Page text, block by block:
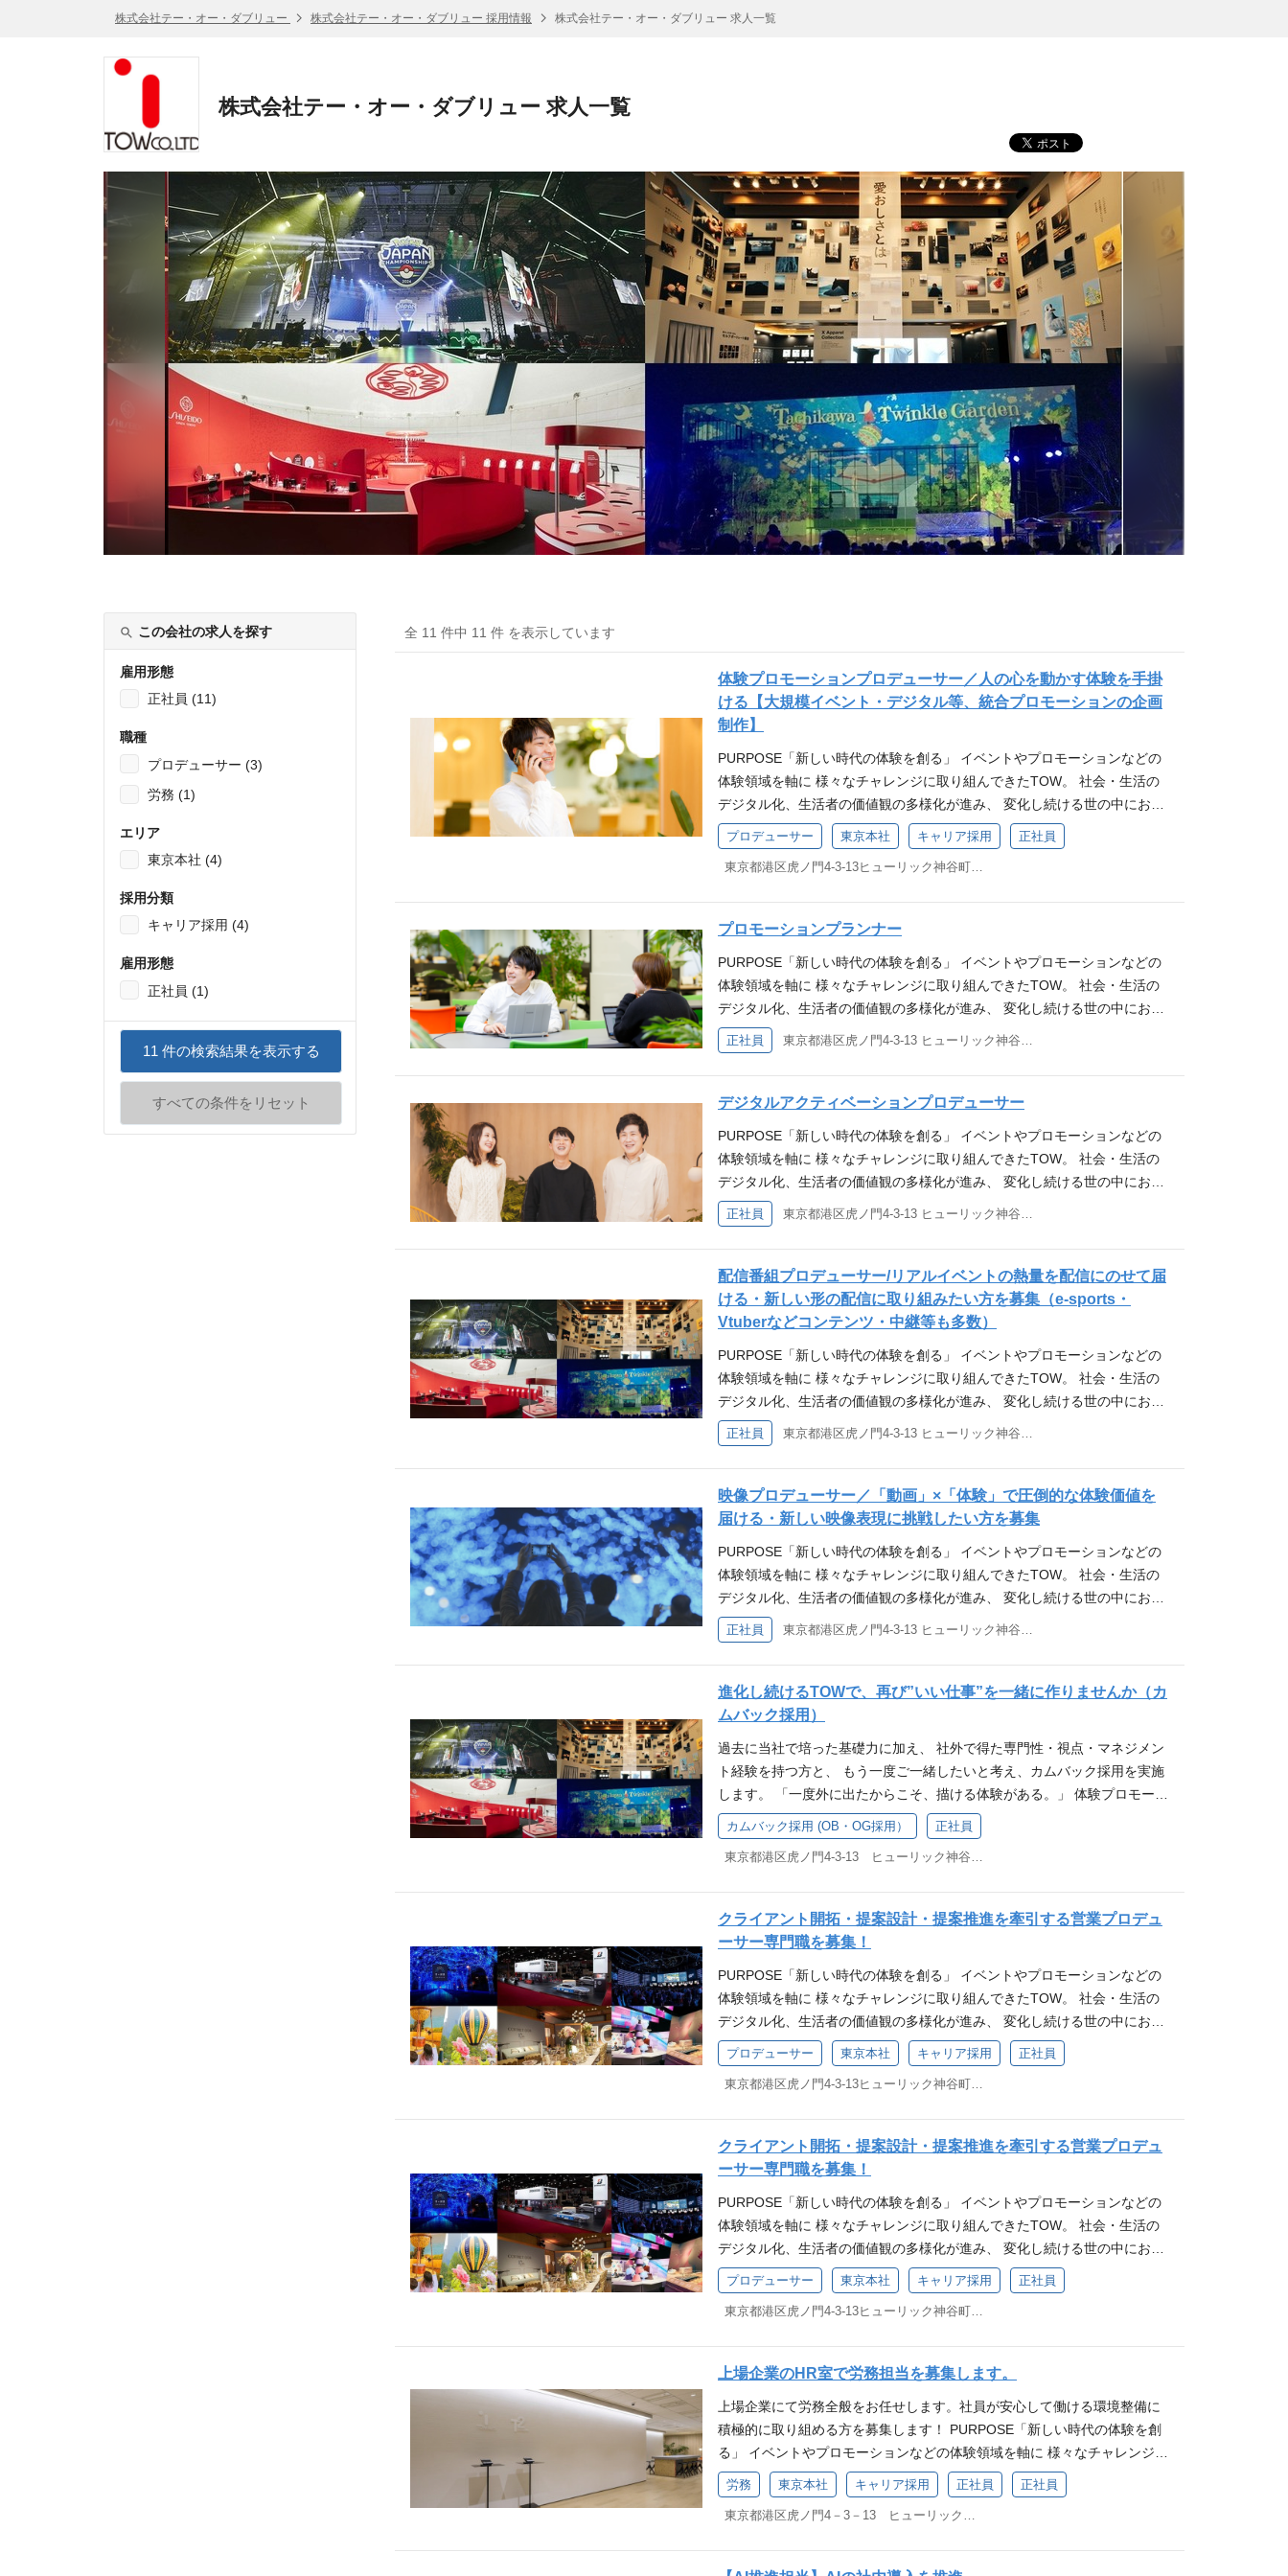
株式会社テー・オー・ダブリュー 株式会社テー・オー・ダブリュー 採用情報 株式会社テー・オー・ダブリュー 求人一覧
株式会社テー・オー・ダブリュー 求人一覧
この会社の求人を探す
雇用形態
正社員 (11)
職種
プロデューサー (3)
労務 (1)
エリア
東京本社 (4)
採用分類
キャリア採用 (4)
雇用形態
正社員 (1)
11 件の検索結果を表示する
すべての条件をリセット
全 11 件中 11 件 を表示しています
体験プロモーションプロデューサー／人の心を動かす体験を手掛
ける【大規模イベント・デジタル等、統合プロモーションの企画
制作】
PURPOSE「新しい時代の体験を創る」 イベントやプロモーションなどの
体験領域を軸に 様々なチャレンジに取り組んできたTOW。 社会・生活の
デジタル化、生活者の価値観の多様化が進み、 変化し続ける世の中におい
ても、変わらずに大切にしていくこと。 時代や世の中の変化に応じて、柔
軟に適応し最適なかたちに変えていくこと。 TOWは、普遍的な強みである
「体験価値」を軸にしながら、 若い力と柔軟な発想力で、新たな可能性を
に。 VISION「体験価値をコアに、成果をデザインする」 企業と顧客がダ
時代。 TOWの強みである情緒や感性に訴えかける「体験価値」は、 デジ
タルプラットフォーム時代においても 成果の最大化に向けて有効に作用す
る価値であると考えております。 その体験価値をコアとしたプランニング
とプロデュースを駆使して、 「魅力的なコンテンツを創る力」と「プラッ
トフォームを活性化する力」を発揮することで、 新規顧客の獲得、既存顧
客の育成・活性化に貢献し、 クライアントの成果の最大化を追求します。
※体験価値とは、情緒的価値・感性的価値・機能的価値を含めて顧客心理
に訴えかける価値を指します。 具体的な仕事内容 広告代理店から受注した
プロモーション案件において、クライアント折衝から企画立案、制作進
行、納品までを主体的にリードするポジション 幅広い施策を統括し、プロ
アントとのフロントラインに立つ 将来的にはチームを率い、マネジメント
スポーツ、PR発表会、インナーイベントなど）やデジタルマーケティン
グ、PR、映像、WEB/SNS、SP（ノベルティ・印刷）、キャンペーンなど
多様な施策を総合的にプロデュース スケジュール・予算・品質を管理し、
複数の協力会社を統括 チームメンバーをリードし、プロジェクトの成功に
向けて意思決定を行う ゆくゆくはメンバー育成や組織運営など、マネジメ
ント業務にも挑戦 案件事例こちらより確認いただけます、様々な案件に携
わっていただける環境です。 やりがい 商品やクライアントの認知度・ロイ
ヤリティ向上、ひいてはクライアントの売上拡大へとつなげていただくこ
とがミッションです。 案件の多くは、世間の認知度が高いものが多く、ご
自身の手がけた成果物が世の中にアウトプットされ、多くの方に認知され
る瞬間が最大のやりがいです。 学び合う環境 階層別の研修、マネジメント
取られていて、日常的に社内連絡ツールでの質問・相談や、勉強会があり
ます。また、社内で「体験デザイン大賞」と銘打って、実施案件から優れ
た案件を取り上げ表彰、議論が行われるなど、社内で学び合う文化もあり
ます。 東証スタンダード市場上場、財務基盤の安定性 企業経営の安定性を
られています。 アピールポイント １.手掛ける案件の幅広さ 当社が手が
ける業界や業種は、自動車や通信、飲料、食品、消費財など多岐にわたり
ます。同時に、手法もイベント・デジタル・PR・映像と案件によってさま
ざまです。 当社の仕事はクライアントの課題を解決することです。だから
こそ、手法にとらわれない提案が求められています。クライアントもその
時の課題もさまざまで、同じプロジェクトは一つもありません。イベント
やSNSプロモーション、プラットフォーム販促、デジタル制作、映像制
作、PRなど課題解決のための手法は無限大。何が最適なのか考え抜く難し
ワンチームで仕事ができる 当社では、プロデューサー、デジタルアクティ
ベーション・プロデューサー、プランナーの他に、映像プロデューサーや
アートディレクター、データサイエンティストなど幅広い職種の社員が活
躍しています。また、社外の各分野のプロフェッショナルの方と一緒に仕
事をすることも多く、プロジェクトごとに社内外のメンバーと最適なチー
ムをつくり、チームで仕事に向き合っています。 下記にて、TOWへ転職し
たメンバーのインタビューがご覧いただけます。 ぜひ、転職活動の参考に
ご一読いただけますと幸いです。 ・中途入社者インタビュー・転職体験談
https://www.wantedly.com/companies/tow/post_articles/366108 ・異業種か
st_articles/1079498 また、福利厚生につきましても、下記よりご覧いただ
けます！ https://shufukuri-mamakuri.massmedian.co.jp/n/n49d80635103c
プロデューサー 東京本社 キャリア採用 正社員
プロモーションプランナー
PURPOSE「新しい時代の体験を創る」 イベントやプロモーションなどの
体験領域を軸に 様々なチャレンジに取り組んできたTOW。 社会・生活の
デジタル化、生活者の価値観の多様化が進み、 変化し続ける世の中におい
ても、変わらずに大切にしていくこと。 時代や世の中の変化に応じて、柔
軟に適応し最適なかたちに変えていくこと。 TOWは、普遍的な強みである
「体験価値」を軸にしながら、 若い力と柔軟な発想力で、新たな可能性を
生み出していきます。 全ては、人々に感動や共感、ワクワクを届けるため
イレクトにつながり、 オフラインとオンラインをシームレスに行き来する
時代。 TOWの強みである情緒や感性に訴えかける「体験価値」は、 デジ
タルプラットフォーム時代においても 成果の最大化に向けて有効に作用す
る価値であると考えております。 その体験価値をコアとしたプランニング
客の育成・活性化に貢献し、 クライアントの成果の最大化を追求します。
※体験価値とは、情緒的価値・感性的価値・機能的価値を含めて顧客心理
に訴えかける価値を指します。 具体的な仕事内容 ・クライアント・広告代
理店から、プロモーション案件を企画受注し、企画提案を行います。 ・ク
ライアントのニーズを把握し、課題に対してマーケティング視点や、デー
タ分析視点も持ちながら、広い視野で企画提案を行っていただきます。 ・
対応領域は、イベント（行政・文化/スポーツイベント、インナーイベン
ト、PR発表会などのイベント、SPイベント）だけでなく、デジタルマーケ
ティング、PR、映像、WEBやSNS、SP（ノベルティグッズ・印刷）、キ
ャンペーンなど幅広い施策に取り組んでいます。 求めるスキル・経験 ・広
告・プロモーション業務全般に対する知見を持つ。 ・コピーライティン
成ができる。 ・得意先企業に対し、オリエンテーションの有無にかかわら
ず、課題の抽出、および課題に即した広告・プロモーションを提案でき
る。 やりがい 商品やクライアントの認知度・ロイヤリティ向上、ひいては
クライアントの売上拡大へとつなげていただくことがミッションです。 案
いです。 学び合う環境 階層別の研修、マネジメント向けの研修などを行っ
ているのはもちろん、活発にコミュニケーションが取られていて、日常的
に社内連絡ツールでの質問・相談や、勉強会があります。また、社内で
「体験デザイン大賞」と銘打って、実施案件から優れた案件を取り上げ表
彰、議論が行われるなど、社内で学び合う文化もあります。 東証スタンダ
ード市場上場、財務基盤の安定性 企業経営の安定性を測る指標と言われる
自己資本比率は70.9%（2025年6月30日時点） 安定した基盤と社会的な信
用があるからこそ、チャレンジングな姿勢を持ち続けられています。 アピ
ルチャーがあります。もちろん、その分責任もプレッシャーもあります
が、一緒にプロジェクトに向き合い、困ったときには助けてくれる先輩や
上司がいるので、心配する必要はありません。若手のうちからさまざまな
プロジェクトに入り、裁量を持って活躍するからこそ、成長スピードも早
いです。 2.手掛ける案件の幅広さ 当社が手がける業界や業種は、自動車
や通信、飲料、食品、消費財など多岐にわたります。同時に、手法もイベ
ント・デジタル・PR・映像と案件によってさまざまです。 当社の仕事はク
ライアントの課題を解決することです。だからこそ、手法にとらわれない
じプロジェクトは一つもありません。イベントやSNSプロモーション、プ
ラットフォーム販促、デジタル制作、映像制作、PRなど課題解決のための
手法は無限大。何が最適なのか考え抜く難しさと、それを超える面白さが
あります。 3.社内外のプロフェッショナルとワンチームで仕事ができる 当
社では、プロデューサー、デジタルアクティベーション・プロデューサ
ー、プランナーの他に、映像プロデューサーやアートディレクター、デー
タサイエンティストなど幅広い職種の社員が活躍しています。また、社外
の各分野のプロフェッショナルの方と一緒に仕事をすることも多く、プロ
ジェクトごとに社内外のメンバーと最適なチームをつくり、チームで仕事
いので、各プロジェクトを通してさまざまな先輩から学びながら成長して
ーがご覧いただけます。 ぜひ、転職活動の参考にご一読いただけますと幸
いです。 ・中途入社者インタビュー・転職体験談 https://www.wantedly.co
m/companies/tow/post_articles/366108 ・現在活躍中のプランナーのご紹
介 https://tow.co.jp/recruit/2025/member_1/ また、福利厚生につきまして
n.co.jp/n/n49d80635103c
正社員
デジタルアクティベーションプロデューサー
PURPOSE「新しい時代の体験を創る」 イベントやプロモーションなどの
体験領域を軸に 様々なチャレンジに取り組んできたTOW。 社会・生活の
デジタル化、生活者の価値観の多様化が進み、 変化し続ける世の中におい
ても、変わらずに大切にしていくこと。 時代や世の中の変化に応じて、柔
軟に適応し最適なかたちに変えていくこと。 TOWは、普遍的な強みである
「体験価値」を軸にしながら、 若い力と柔軟な発想力で、新たな可能性を
生み出していきます。 全ては、人々に感動や共感、ワクワクを届けるため
に。 VISION「体験価値をコアに、成果をデザインする」 企業と顧客がダ
イレクトにつながり、 オフラインとオンラインをシームレスに行き来する
タルプラットフォーム時代においても 成果の最大化に向けて有効に作用す
る価値であると考えております。 その体験価値をコアとしたプランニング
とプロデュースを駆使して、 「魅力的なコンテンツを創る力」と「プラッ
トフォームを活性化する力」を発揮することで、 新規顧客の獲得、既存顧
に訴えかける価値を指します。 具体的な仕事内容 プロモーション、イベン
トでの体験で、五感に作用するものにするに必要不可欠な、ライブ演出、
インスタレーション、展示、デジタル体験装置開発、映像、その他多岐に
おいて、プロジェクトの提案～進行制作の管理・予算管理を行っていただ
きます。 求めるスキル・経験 ●以下のいずれかの領域で、プロジェクトマ
ネジメントに携わった実務経験がある方 ・プロジェクションマッピング ・
イマーシブシアター ・インスタレーション / 展示 ・映像制作 ・インタラ
クティブコンテンツ開発 ●広告コミュニケーション、プロモーション、マ
ーケティング、先進的なクリエイティブワークに興味がある方 ●新しいこ
とに好奇心旺盛で、様々な事に興味がある方 ●常にアンテナを張り、新し
幅広い商材に対して、好奇心をもって、デザインワークに取り組める方 ●
チームで作り上げるので、協力会社と円滑にコミュニケーションをとり、
案件のクオリティをあげながら取りまとめることができる方 やりがい 商品
やクライアントの認知度・ロイヤリティ向上、ひいてはクライアントの売
上拡大へとつなげていただくことがミッションです。 案件の多くは、世間
トされ、多くの方に認知される瞬間が最大のやりがいです。 学び合う環境
階層別の研修、マネジメント向けの研修などを行っているのはもちろん、
活発にコミュニケーションが取られていて、日常的に社内連絡ツールでの
銘打って、実施案件から優れた案件を取り上げ表彰、議論が行われるな
ど、社内で学び合う文化もあります。 アピールポイント 1 .手掛ける案件
の幅広さ 当社が手がける業界や業種は、自動車や通信、飲料、食品、消
費財など多岐にわたります。同時に、手法もイベント・デジタル・PR・映
像と案件によってさまざまです。 当社の仕事はクライアントの課題を解決
す。クライアントもその時の課題もさまざまで、同じプロジェクトは一つ
もありません。イベントやSNSプロモーション、プラットフォーム販促、
デジタル制作、映像制作、PRなど課題解決のための手法は無限大。何が最
適なのか考え抜く難しさと、それを超える面白さがあります。 2.社内外の
プロフェッショナルとワンチームで仕事ができる 当社では、プロデューサ
ー、デジタルアクティベーション・プロデューサー、プランナーの他に、
幅広い職種の社員が活躍しています。また、社外の各分野のプロフェッシ
ョナルの方と一緒に仕事をすることも多く、プロジェクトごとに社内外の
を通してさまざまな先輩から学びながら成長していける環境があります。
下記にて、TOWへ転職したメンバーのインタビューがご覧いただけます。
ぜひ、転職活動の参考にご一読いただけますと幸いです。 ・中途入社者イ
ンタビュー・転職体験談 https://www.wantedly.com/companies/tow/post_ar
ticles/366108 また、福利厚生につきましても、下記よりご覧いただけま
す！ https://shufukuri-mamakuri.massmedian.co.jp/n/n49d80635103c
正社員
配信番組プロデューサー/リアルイベントの熱量を配信にのせて届
ける・新しい形の配信に取り組みたい方を募集（e-sports・
Vtuberなどコンテンツ・中継等も多数）
PURPOSE「新しい時代の体験を創る」 イベントやプロモーションなどの
体験領域を軸に 様々なチャレンジに取り組んできたTOW。 社会・生活の
デジタル化、生活者の価値観の多様化が進み、 変化し続ける世の中におい
ても、変わらずに大切にしていくこと。 時代や世の中の変化に応じて、柔
軟に適応し最適なかたちに変えていくこと。 TOWは、普遍的な強みである
「体験価値」を軸にしながら、 若い力と柔軟な発想力で、新たな可能性を
生み出していきます。 全ては、人々に感動や共感、ワクワクを届けるため
に。 VISION「体験価値をコアに、成果をデザインする」 企業と顧客がダ
時代。 TOWの強みである情緒や感性に訴えかける「体験価値」は、 デジ
タルプラットフォーム時代においても 成果の最大化に向けて有効に作用す
る価値であると考えております。 その体験価値をコアとしたプランニング
とプロデュースを駆使して、 「魅力的なコンテンツを創る力」と「プラッ
※体験価値とは、情緒的価値・感性的価値・機能的価値を含めて顧客心理
に訴えかける価値を指します。 具体的な仕事内容 プロモーション領域にお
ける、配信番組・配信コンテンツの制作プロデュース業務を一貫してお任
せします。 具体的には、クライアント及び広告代理店への企画提案、各協
力会社及び社内メンバーとの番組・コンテンツ制作進行業務です。 求める
スキル・経験 ●配信・番組プロデューサーおよび配信・番組ディレクター
の経験をお持ちの方 ●新しいことに好奇心旺盛で、様々な事に興味がある
方 ●常にアンテナを張り、新しいものを発見し、それを仕事に活かしてい
ザインワークに取り組める方 ●チームで作り上げるので、協力会社と円滑
にコミュニケーションをとり、案件のクオリティをあげながら取りまとめ
ることができる方 やりがい 商品やクライアントの認知度・ロイヤリティ向
上、ひいてはクライアントの売上拡大へとつなげていただくことがミッシ
ョンです。 案件の多くは、世間の認知度が高いものが多く、ご自身の手が
けたものが世の中にアウトプットされ、多くの方に認知される瞬間が最大
のやりがいです。 学び合う環境 階層別の研修、マネジメント向けの研修な
どを行っているのはもちろん、活発にコミュニケーションが取られてい
て、日常的に社内連絡ツールでの質問・相談や、勉強会があります。 ま
取り上げ表彰、議論が行われるなど、社内で学び合う文化もあります。 ア
ピールポイント 1 .手掛ける案件の幅広さ 当社が手がける業界や業種は、
もイベント・デジタル・PR・映像と案件によってさまざまです。 当社の仕
事はクライアントの課題を解決することです。だからこそ、手法にとらわ
れない提案が求められています。クライアントもその時の課題もさまざま
で、同じプロジェクトは一つもありません。イベントやSNSプロモーショ
ン、プラットフォーム販促、デジタル制作、映像制作、PRなど課題解決の
ための手法は無限大。何が最適なのか考え抜く難しさと、それを超える面
白さがあります。 2.社内外のプロフェッショナルとワンチームで仕事がで
きる 当社では、プロデューサー、デジタルアクティベーション・プロデュ
データサイエンティストなど幅広い職種の社員が活躍しています。また、
社外の各分野のプロフェッショナルの方と一緒に仕事をすることも多く、
プロジェクトごとに社内外のメンバーと最適なチームをつくり、チームで
仕事に向き合っています。 明るく風通しの良い社風で、面倒見の良い社員
ビューがご覧いただけます。 ぜひ、転職活動の参考にご一読いただけます
正社員
映像プロデューサー／「動画」×「体験」で圧倒的な体験価値を
届ける・新しい映像表現に挑戦したい方を募集
PURPOSE「新しい時代の体験を創る」 イベントやプロモーションなどの
体験領域を軸に 様々なチャレンジに取り組んできたTOW。 社会・生活の
デジタル化、生活者の価値観の多様化が進み、 変化し続ける世の中におい
ても、変わらずに大切にしていくこと。 時代や世の中の変化に応じて、柔
軟に適応し最適なかたちに変えていくこと。 TOWは、普遍的な強みである
「体験価値」を軸にしながら、 若い力と柔軟な発想力で、新たな可能性を
生み出していきます。 全ては、人々に感動や共感、ワクワクを届けるため
に。 VISION「体験価値をコアに、成果をデザインする」 企業と顧客がダ
時代。 TOWの強みである情緒や感性に訴えかける「体験価値」は、 デジ
タルプラットフォーム時代においても 成果の最大化に向けて有効に作用す
る価値であると考えております。 その体験価値をコアとしたプランニング
とプロデュースを駆使して、 「魅力的なコンテンツを創る力」と「プラッ
トフォームを活性化する力」を発揮することで、 新規顧客の獲得、既存顧
※体験価値とは、情緒的価値・感性的価値・機能的価値を含めて顧客心理
に訴えかける価値を指します。 具体的な仕事内容 ・プロモーション領域に
おけるTVCM、Web動画、SNS広告などの映像コンテンツ制作のプロジェ
クト全体の進行管理 ・クライアントや広告代理店との折衝、要件ヒアリン
グ、企画提案 ・予算管理、各工程のスケジュール調整、外部の協力会社の
アサイン・コントロール さらに、完パケ映像だけではなく大型映像やVRな
作推進にも積極的に参画していただくことを想定しています。 求めるスキ
ル・経験 ・新しいチーム立ち上げに自分事として関わり、仕事を自らつく
い知識（撮影、編集、演出など） ・映像を中心に広告制作全般に関わりた
い方 ・新しいことに挑戦し、スキルアップを目指す方。常にアンテナを張
り、新しいものを発見し、それを仕事に活かしていける創造力や発想力の
ある方 ・幅広い商材に対して、好奇心をもって、デザインワークに取り組
める方 ・チームで作り上げるので、協力会社と円滑にコミュニケーション
をとり、案件のクオリティをあげながら取りまとめることができる方 やり
がい 商品やクライアントの認知度・ロイヤリティ向上、ひいてはクライア
ントの売上拡大へとつなげていただくことがミッションです。 案件の多く
合う環境 階層別の研修、マネジメント向けの研修などを行っているのはも
ちろん、活発にコミュニケーションが取られていて、日常的に社内連絡ツ
ールでの質問・相談や、勉強会があります。 また、社内で「体験デザイン
大賞」と銘打って、実施案件から優れた案件を取り上げ表彰、議論が行わ
れるなど、社内で学び合う文化もあります。 アピールポイント 1 .手掛け
る案件の幅広さ 当社が手がける業界や業種は、自動車や通信、飲料、食
品、消費財など多岐にわたります。同時に、手法もイベント・デジタル・P
正社員
進化し続けるTOWで、再び”いい仕事”を一緒に作りませんか（カ
ムバック採用）
過去に当社で培った基礎力に加え、 社外で得た専門性・視点・マネジメン
ト経験を持つ方と、 もう一度ご一緒したいと考え、カムバック採用を実施
します。 「一度外に出たからこそ、描ける体験がある。」 体験プロモーシ
ョンは、 単なる「場づくり」や「演出」ではなく、 ブランドと人の関係性
を、体験として設計する仕事です。 一方で、業界も表現手法も大きく進化
しました。 デジタル、SNS、IP、コミュニティ、サステナビリティ…。 社
と私たちは考えています。 募集職種 カムバック採用（プロデューサー／プ
ランナー／エキスパート職 ほか） ※職種・役割はご経験に応じて相談可
募集背景 当社は、体験プロモーションを軸に、空間・イベント・デジタ
ル・映像・PRなど領域を横断した「体験デザイン」を手がけてきました。
事業の拡張・プロジェクトの高度化に伴い、過去に当社で培った基礎力に
加え、 社外で得た専門性・視点・マネジメント経験を持つ方と、 もう一度
ご一緒したいと考え、カムバック採用を実施します。 仕事内容 ご経験・志
向に応じて、以下の業務をお任せします。 イベント・プロモーションの企
画・制作進行 ブランド体験全体の設計（コンセプト〜体験導線の構築） ク
ライアント課題の整理、企画提案、プレゼンテーション 外部パートナーと
の協業・ディレクション 新しい体験手法・表現領域の開発、若手育成・チ
ームビルディング 応募資格 自己都合で退職された方 1年以上の正社員勤務
判断いたします。 ※選考を受けていただくため、採用をお約束するもので
はありません。
カムバック採用 (OB・OG採用） 正社員
クライアント開拓・提案設計・提案推進を牽引する営業プロデュ
ーサー専門職を募集！
PURPOSE「新しい時代の体験を創る」 イベントやプロモーションなどの
体験領域を軸に 様々なチャレンジに取り組んできたTOW。 社会・生活の
デジタル化、生活者の価値観の多様化が進み、 変化し続ける世の中におい
ても、変わらずに大切にしていくこと。 時代や世の中の変化に応じて、柔
軟に適応し最適なかたちに変えていくこと。 TOWは、普遍的な強みである
「体験価値」を軸にしながら、 若い力と柔軟な発想力で、新たな可能性を
に。 VISION「体験価値をコアに、成果をデザインする」 企業と顧客がダ
イレクトにつながり、 オフラインとオンラインをシームレスに行き来する
時代。 TOWの強みである情緒や感性に訴えかける「体験価値」は、 デジ
タルプラットフォーム時代においても 成果の最大化に向けて有効に作用す
る価値であると考えております。 その体験価値をコアとしたプランニング
とプロデュースを駆使して、 「魅力的なコンテンツを創る力」と「プラッ
トフォームを活性化する力」を発揮することで、 新規顧客の獲得、既存顧
客の育成・活性化に貢献し、 クライアントの成果の最大化を追求します。
※体験価値とは、情緒的価値・感性的価値・機能的価値を含めて顧客心理
に訴えかける価値を指します。 具体的な仕事内容 新規営業拡大プロデュー
サーとして、新規クライアントの獲得から、クライアント課題に向き合う
らの受託ではなく、直接事業会社からプロモーション案件を受注します。
新規クライアント・案件の開拓や営業戦略の立案、営業機会を自ら創出し
ていただきます。 クライアント課題に対して提案できることも求められま
す。コミュニケーション戦略立案からメディアプランニング、プロモーシ
文化/スポーツイベント、インナーイベント、PR発表会などのイベント、S
プロデューサー 東京本社 キャリア採用 正社員
クライアント開拓・提案設計・提案推進を牽引する営業プロデュ
ーサー専門職を募集！
PURPOSE「新しい時代の体験を創る」 イベントやプロモーションなどの
体験領域を軸に 様々なチャレンジに取り組んできたTOW。 社会・生活の
デジタル化、生活者の価値観の多様化が進み、 変化し続ける世の中におい
ても、変わらずに大切にしていくこと。 時代や世の中の変化に応じて、柔
軟に適応し最適なかたちに変えていくこと。 TOWは、普遍的な強みである
「体験価値」を軸にしながら、 若い力と柔軟な発想力で、新たな可能性を
に。 VISION「体験価値をコアに、成果をデザインする」 企業と顧客がダ
イレクトにつながり、 オフラインとオンラインをシームレスに行き来する
時代。 TOWの強みである情緒や感性に訴えかける「体験価値」は、 デジ
タルプラットフォーム時代においても 成果の最大化に向けて有効に作用す
る価値であると考えております。 その体験価値をコアとしたプランニング
とプロデュースを駆使して、 「魅力的なコンテンツを創る力」と「プラッ
トフォームを活性化する力」を発揮することで、 新規顧客の獲得、既存顧
客の育成・活性化に貢献し、 クライアントの成果の最大化を追求します。
※体験価値とは、情緒的価値・感性的価値・機能的価値を含めて顧客心理
に訴えかける価値を指します。 具体的な仕事内容 新規営業拡大プロデュー
プロデューサー 東京本社 キャリア採用 正社員
上場企業のHR室で労務担当を募集します。
上場企業にて労務全般をお任せします。社員が安心して働ける環境整備に
積極的に取り組める方を募集します！ PURPOSE「新しい時代の体験を創
る」 イベントやプロモーションなどの体験領域を軸に 様々なチャレンジに
取り組んできたTOW。 社会・生活のデジタル化、生活者の価値観の多様化
が進み、 変化し続ける世の中においても、変わらずに大切にしていくこ
と。 時代や世の中の変化に応じて、柔軟に適応し最適なかたちに変えてい
い力と柔軟な発想力で、新たな可能性を生み出していきます。 全ては、
労務 東京本社 キャリア採用 正社員 正社員